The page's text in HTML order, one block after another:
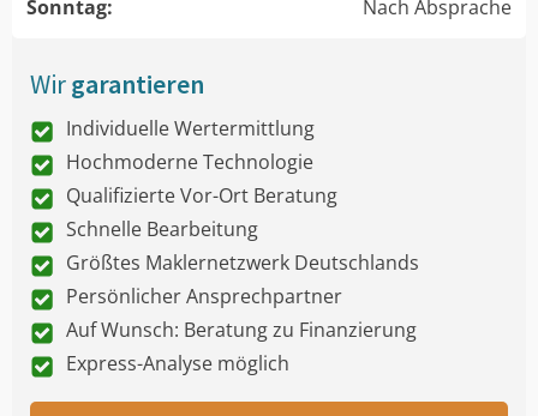
Sonntag:
Nach Absprache
Wirgarantieren
Individuelle Wertermittlung
Hochmoderne Technologie
Qualifizierte Vor-Ort Beratung
Schnelle Bearbeitung
Größtes Maklernetzwerk Deutschlands
Persönlicher Ansprechpartner
Auf Wunsch: Beratung zu Finanzierung
Express-Analyse möglich